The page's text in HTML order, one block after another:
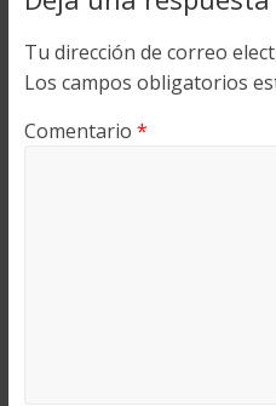
Tu dirección de correo
Los campos obligatorios
Comentario *